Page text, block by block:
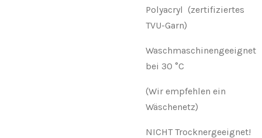
Polyacryl (zertifiziertes
TVU-Garn)
Waschmaschinengeeignet
bei 30 °C
(Wir empfehlen ein
Wäschenetz)
NICHT Trocknergeeignet!